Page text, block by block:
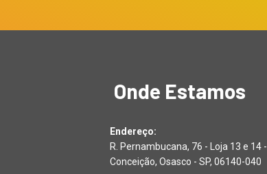
Onde Estamos
Endereço:
R. Pernambucana, 76 - Loja 13 e 14 -
Conceição, Osasco - SP, 06140-040